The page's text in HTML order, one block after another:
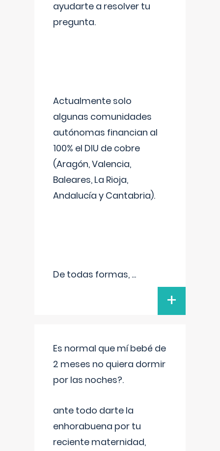
ayudarte a resolver tu
pregunta.
Actualmente solo
algunas comunidades
autónomas financian al
100% el DIU de cobre
(Aragón, Valencia,
Baleares, La Rioja,
Andalucía y Cantabria).
De todas formas, ...
+
Es normal que mí bebé de
2 meses no quiera dormir
por las noches?.
ante todo darte la
enhorabuena por tu
reciente maternidad,